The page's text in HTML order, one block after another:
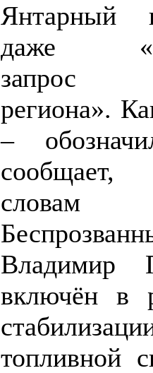
Янтарный
даже
запрос
региона».
–
словам
Владимир
включён в
топливной